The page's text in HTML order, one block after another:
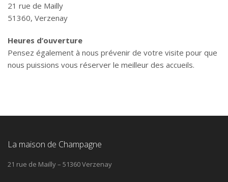
21 rue de Mailly
51360, Verzenay
Heures d’ouverture
Pensez également à nous prévenir de votre visite pour que
nous puissions vous réserver le meilleur des accueils.
La maison de Champagne
21 rue de Mailly – 51360 Verzenay